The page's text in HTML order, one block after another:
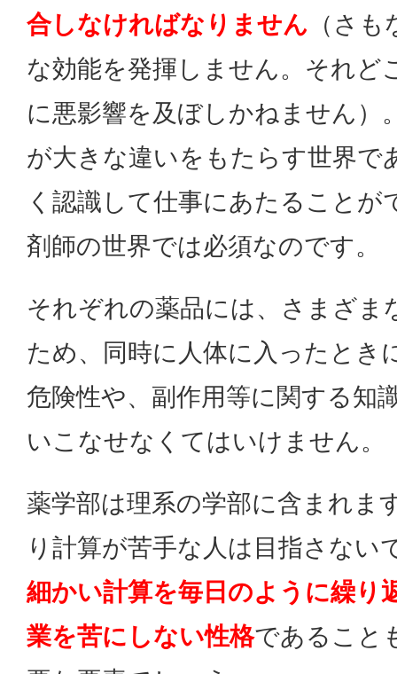
合しなければなりません （さ
な効能を発揮しません。それど
に悪影響を及ぼしかねません）
が大きな違いをもたらす世界で
く認識して仕事にあたることが
剤師の世界では必須なのです。
それぞれの薬品には、さまざま
ため、同時に人体に入ったとき
危険性や、副作用等に関する知
いこなせなくてはいけません。
薬学部は理系の学部に含まれま
り計算が苦手な人は目指さない
細かい計算を毎日のように繰り
業を苦にしない性格であること